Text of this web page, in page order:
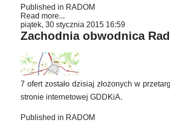
Published in RADOM
Read more...
piątek, 30 stycznia 2015 16:59
Zachodnia obwodnica
7 ofert zostało dzisiaj złożonych w
stronie internetowej GDDKiA.
Published in RADOM